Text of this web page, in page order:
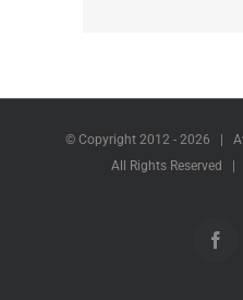
© Copyright 2012 - 2026 |
All Rights Reserved |